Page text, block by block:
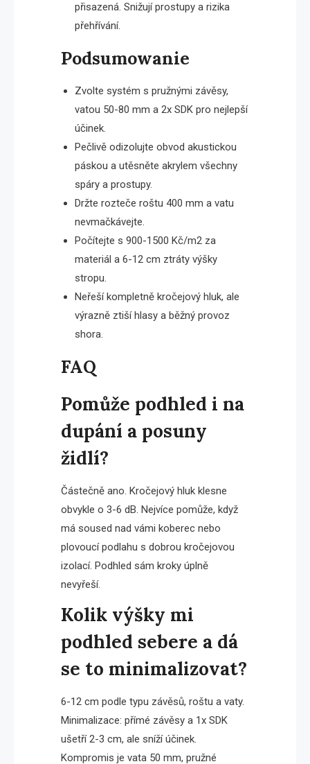
přisazená. Snižují prostupy a rizika
přehřívání.
Podsumowanie
Zvolte systém s pružnými závěsy,
vatou 50-80 mm a 2x SDK pro nejlepší
účinek.
Pečlivě odizolujte obvod akustickou
páskou a utěsněte akrylem všechny
spáry a prostupy.
Držte rozteče roštu 400 mm a vatu
nevmačkávejte.
Počítejte s 900-1500 Kč/m2 za
materiál a 6-12 cm ztráty výšky
stropu.
Neřeší kompletně kročejový hluk, ale
výrazně ztiší hlasy a běžný provoz
shora.
FAQ
Pomůže podhled i na
dupání a posuny
židlí?
Částečně ano. Kročejový hluk klesne
obvykle o 3-6 dB. Nejvíce pomůže, když
má soused nad vámi koberec nebo
plovoucí podlahu s dobrou kročejovou
izolací. Podhled sám kroky úplně
nevyřeší.
Kolik výšky mi
podhled sebere a dá
se to minimalizovat?
6-12 cm podle typu závěsů, roštu a vaty.
Minimalizace: přímé závěsy a 1x SDK
ušetří 2-3 cm, ale sníží účinek.
Kompromis je vata 50 mm, pružné